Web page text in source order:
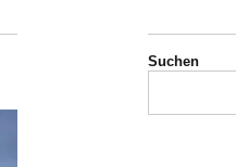
Suchen